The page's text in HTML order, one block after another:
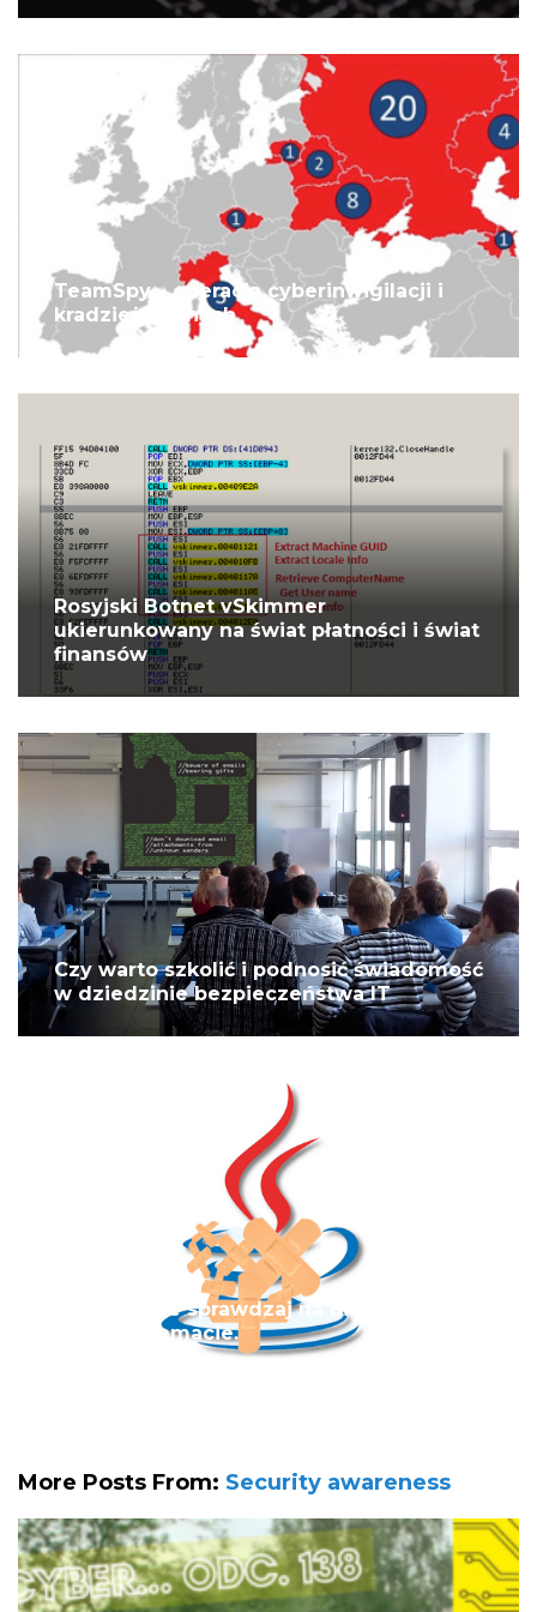
TeamSpy – operacja cyberinwigilacji i
kradzieży danych
Rosyjski Botnet vSkimmer
ukierunkowany na świat płatności i świat
finansów
Czy warto szkolić i podnosić świadomość
w dziedzinie bezpieczeństwa IT
Luki w Javie sprawdzaj na bieżąco co się
dzieje w temacie.
More Posts From: Security awareness